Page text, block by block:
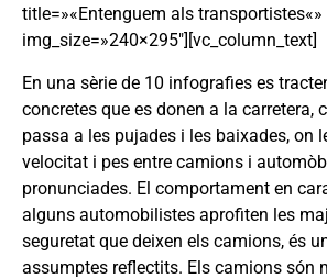
title=»«Entenguem als transportistes«»
img_size=»240×295″][vc_column_text]
En una sèrie de 10 infografies es
concretes que es donen a la carretera,
passa a les pujades i les baixades, on
velocitat i pes entre camions i
pronunciades. El comportament en
alguns automobilistes aprofiten les
seguretat que deixen els camions, és
assumptes reflectits. Els camions són